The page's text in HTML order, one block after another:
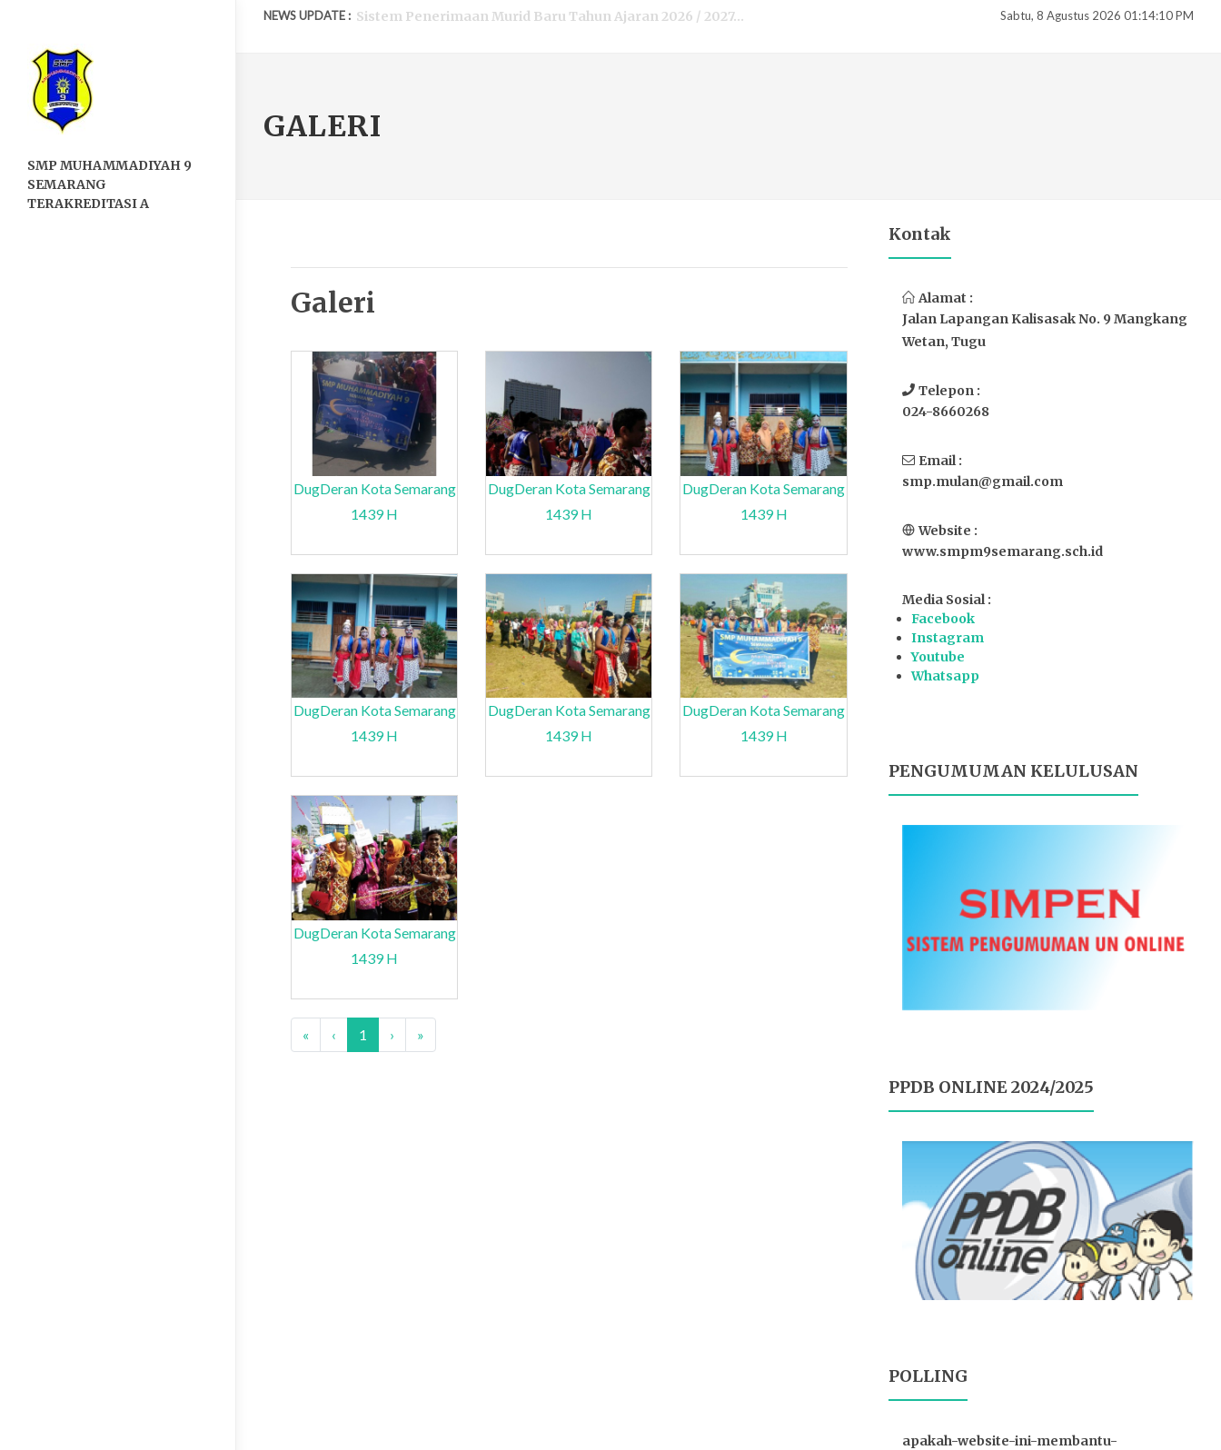
NEWS UPDATE :
Hari Guru Nasional Th 2025...
PENERIMAAN PESERTA DIDIK BARU TAHUN 2024 / 2025...
Pelaksanaan Asesmen Sumatif Akhir Tahun 2026 / 2027...
Sistem Penerimaan Murid Baru Tahun Ajaran 2026 / 2027...
Sabtu, 8 Agustus 2026 01:14:11 PM
SMP MUHAMMADIYAH 9
SEMARANG
TERAKREDITASI A
GALERI
Galeri
DugDeran Kota Semarang
1439 H
DugDeran Kota Semarang
1439 H
DugDeran Kota Semarang
1439 H
DugDeran Kota Semarang
1439 H
DugDeran Kota Semarang
1439 H
DugDeran Kota Semarang
1439 H
DugDeran Kota Semarang
1439 H
« ‹ 1 › »
Kontak
Alamat :
Jalan Lapangan Kalisasak No. 9 Mangkang
Wetan, Tugu
Telepon :
024-8660268
Email :
smp.mulan@gmail.com
Website :
www.smpm9semarang.sch.id
Media Sosial :
Facebook
Instagram
Youtube
Whatsapp
PENGUMUMAN KELULUSAN
PPDB ONLINE 2024/2025
POLLING
apakah-website-ini-membantu-